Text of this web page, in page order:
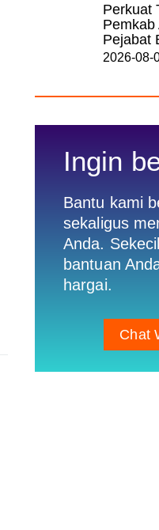
Perkuat
Pemkab
Pejabat
2026-08-
Ingin
Bantu kami
sekaligus
Anda.
bantuan
hargai.
Chat